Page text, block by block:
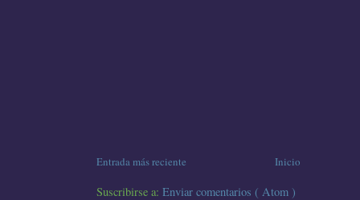
Entrada más reciente Inicio
Suscribirse a: Enviar comentarios ( Atom )